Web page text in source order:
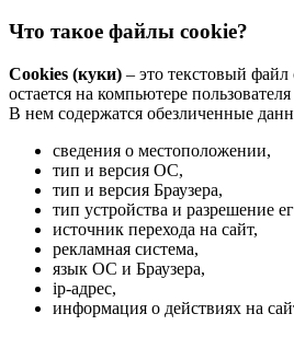
Что такое файлы cookie?
Cookies (куки) – это текстовый
остается на компьютере
В нем содержатся обезличенные
сведения о местоположении,
тип и версия ОС,
тип и версия Браузера,
тип устройства и разрешение
источник перехода на сайт,
рекламная система,
язык ОС и Браузера,
ip-адрес,
информация о действиях на